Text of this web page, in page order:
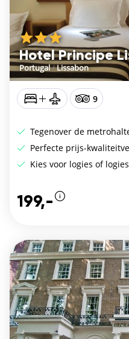
Hotel Principe
Portugal/Lissabon
9
Tegenover de
Perfecte prijs-
Kies voor logies of
199,-